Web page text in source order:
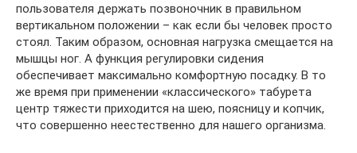
пользователя держать позвоночник в правильном
вертикальном положении – как если бы человек просто
стоял. Таким образом, основная нагрузка смещается на
мышцы ног. А функция регулировки сидения
обеспечивает максимально комфортную посадку. В то
же время при применении «классического» табурета
центр тяжести приходится на шею, поясницу и копчик,
что совершенно неестественно для нашего организма.